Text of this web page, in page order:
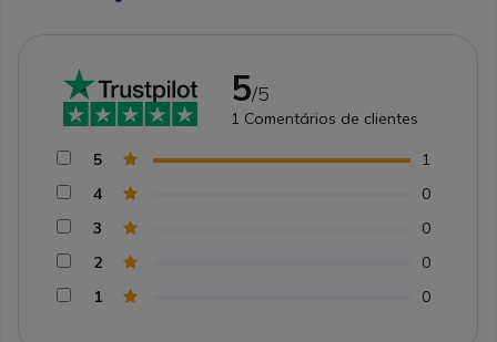
5/5
1 Comentários de clientes
5
1
4
0
3
0
2
0
1
0